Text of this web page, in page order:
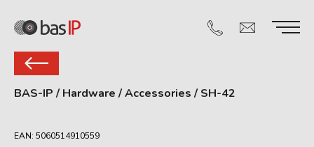
BAS-IP / Hardware /Accessories / SH-42
EAN: 5060514910559